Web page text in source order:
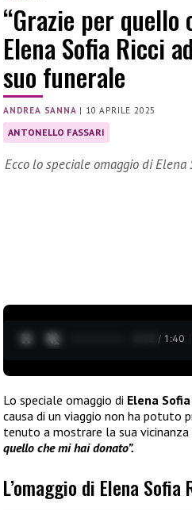
“Grazie per quello
Elena Sofia Ricci
suo funerale
ANDREA SANNA | 10 APRILE 2025
ANTONELLO FASSARI
Ecco lo speciale omaggio di
0:13 / 1:40
Lo speciale omaggio di Elena
causa di un viaggio non ha potuto
tenuto a mostrare la sua
quello che mi hai donato”.
L’omaggio di Elena